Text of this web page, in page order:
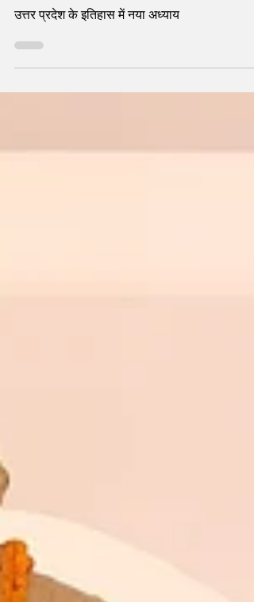
Yogi Adityanath
उत्तर प्रदेश के इतिहास में नया अध्याय